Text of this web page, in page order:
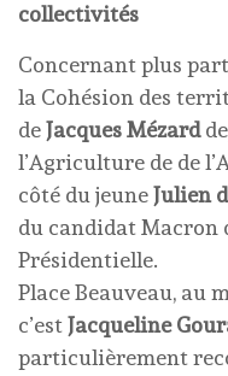
collectivités
Concernant plus
la Cohésion des
deJacques Mézard
l’Agriculture de de
côté du jeuneJulien
du candidat Macron
Présidentielle.
Place Beauveau, au
c’estJacqueline
particulièrement